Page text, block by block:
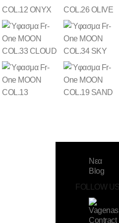
Νεα
Blog
FOLLOW